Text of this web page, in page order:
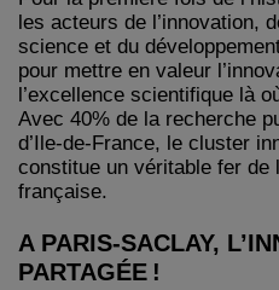
les acteurs de l’innovation,
science et du
pour mettre en valeur
l’excellence scientifique là
Avec 40% de la recherche
d’Ile-de-France, le cluster
constitue un véritable fer de
française.
A PARIS-SACLAY,
PARTAGÉE !